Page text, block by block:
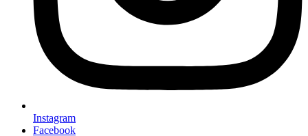
Instagram
Facebook